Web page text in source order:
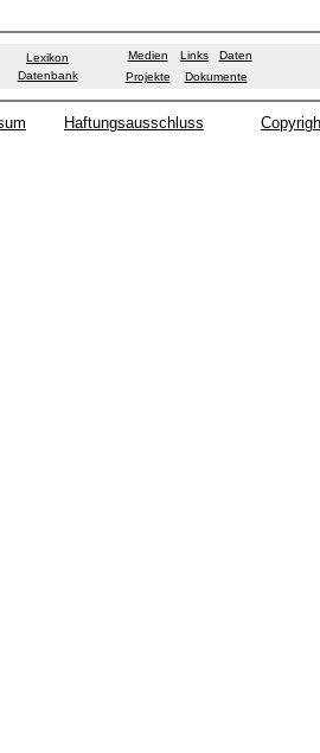
Lexikon
Datenbank
Medien Links
Daten
Projekte
Dokumente
Haftungsausschluss